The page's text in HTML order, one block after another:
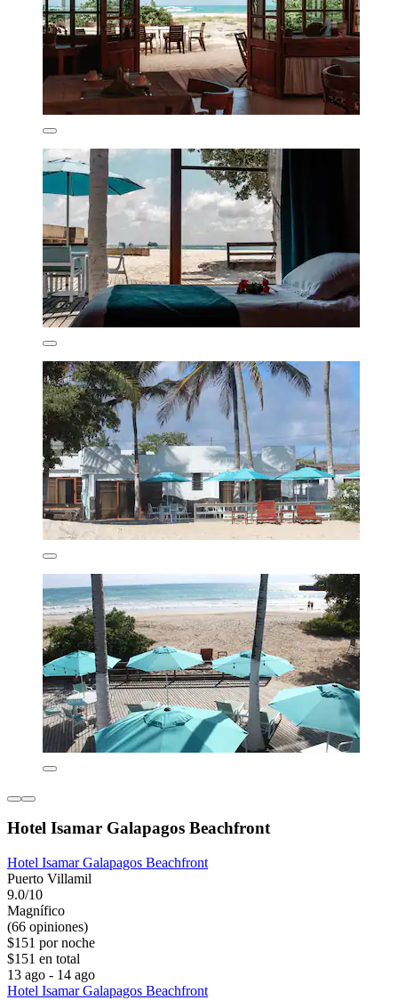
Hotel Isamar Galapagos Beachfront
Hotel Isamar Galapagos Beachfront
Puerto Villamil
9.0/10
Magnífico
(66 opiniones)
$151 por noche
$151 en total
13 ago - 14 ago
Hotel Isamar Galapagos Beachfront